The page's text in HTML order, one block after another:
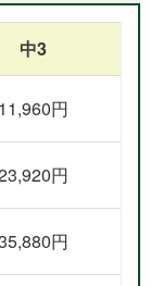
中3
11,960円
円
円